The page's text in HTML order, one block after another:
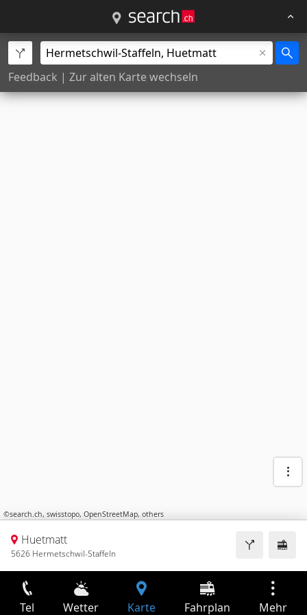
Feedback | Zur alten Karte wechseln
©search.ch, swisstopo, OpenStreetMap, others
Huetmatt
5626 Hermetschwil-Staffeln
Tel Wetter Karte Fahrplan Mehr